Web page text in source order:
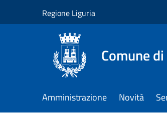
Regione Liguria
Comune
Amministrazione Novità